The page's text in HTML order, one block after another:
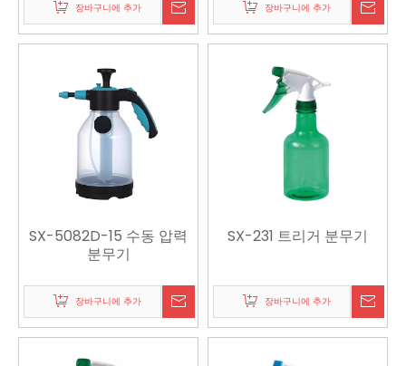
장바구니에 추가 장바구니에 추가
SX-5082D-15 수동 압력
분무기
장바구니에 추가
SX-231 트리거 분무기
장바구니에 추가